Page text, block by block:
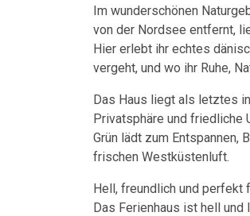
Im wunderschönen
von der Nordsee entfernt,
Hier erlebt ihr echtes
vergeht, und wo ihr Ruhe,
Das Haus liegt als letztes
Privatsphäre und friedliche
Grün lädt zum Entspannen,
frischen Westküstenluft.
Hell, freundlich und perfekt
Das Ferienhaus ist hell